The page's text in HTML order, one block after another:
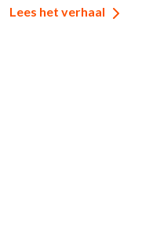
Lees het verhaal